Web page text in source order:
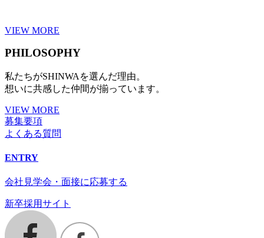
VIEW MORE
PHILOSOPHY
私たちがSHINWAを選んだ理由。
想いに共感した仲間が揃っています。
VIEW MORE
募集要項
よくある質問
ENTRY
会社見学会・面接に応募する
新卒採用サイト